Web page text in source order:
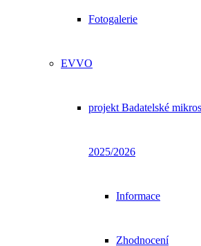
Fotogalerie
EVVO
projekt Badatelské
2025/2026
Informace
Zhodnocení